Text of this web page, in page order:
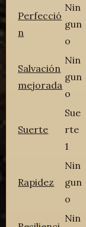
Perfecció
n
Nin
gun
o
Salvación
mejorada
Nin
gun
o
Suerte
Sue
rte
1
Rapidez
Nin
gun
o
Nin